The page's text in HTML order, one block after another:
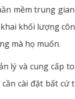
mềm trung
khối lượng
mà họ muốn.
lý và cung cấp
cài đặt bất